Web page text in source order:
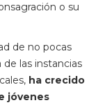
o su
de no pocas
las instancias
ha crecido
jóvenes